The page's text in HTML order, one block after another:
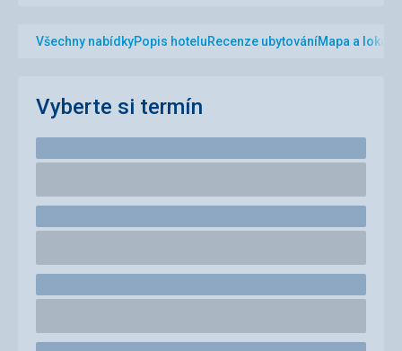
Všechny nabídkyPopis hoteluRecenze ubytováníMapa a
Vyberte si termín